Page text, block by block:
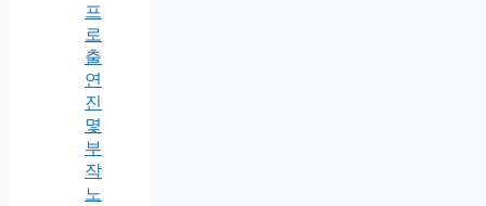
프
로
출
연
진
몇
부
작
노